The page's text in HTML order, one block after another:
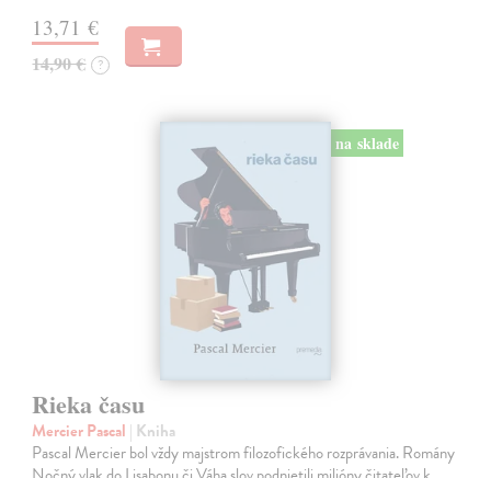
13,71 €
14,90 € ?
na sklade
Rieka času
Mercier Pascal | Kniha
Pascal Mercier bol vždy majstrom filozofického rozprávania. Romány